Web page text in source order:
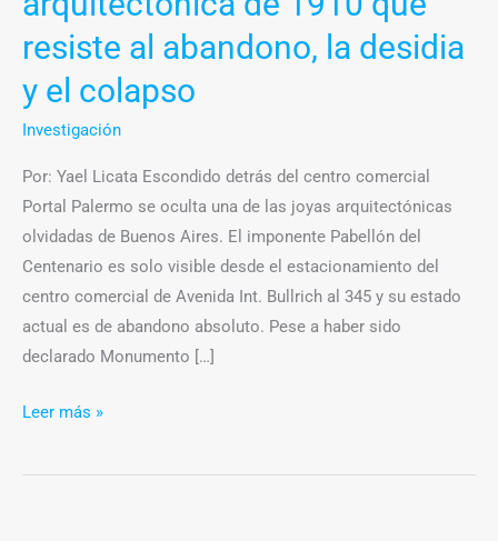
resiste al abandono, la desidia
y el colapso
Investigación
Por: Yael Licata Escondido detrás del centro comercial
Portal Palermo se oculta una de las joyas arquitectónicas
olvidadas de Buenos Aires. El imponente Pabellón del
Centenario es solo visible desde el estacionamiento del
centro comercial de Avenida Int. Bullrich al 345 y su estado
actual es de abandono absoluto. Pese a haber sido
declarado Monumento […]
el
colapso
Leer más »